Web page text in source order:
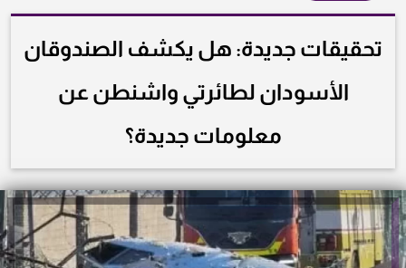
تحقيقات جديدة: هل يكشف الصندوقان
الأسودان لطائرتي واشنطن عن
معلومات جديدة؟